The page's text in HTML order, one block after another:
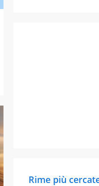
Rime più